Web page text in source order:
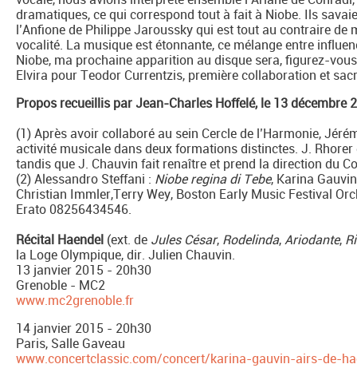
dramatiques, ce qui correspond tout à fait à Niobe. Ils
l’Anfione de Philippe Jaroussky qui est tout au contraire de
vocalité. La musique est étonnante, ce mélange entre
Niobe, ma prochaine apparition au disque sera, figurez-
Elvira pour Teodor Currentzis, première collaboration et
Propos recueillis par Jean-Charles Hoffelé, le 13 décembre
(1) Après avoir collaboré au sein Cercle de l’Harmonie,
activité musicale dans deux formations distinctes. J. Rhorer
tandis que J. Chauvin fait renaître et prend la direction du
(2) Alessandro Steffani : Niobe regina di Tebe, Karina
Christian Immler,Terry Wey, Boston Early Music Festival
Erato 08256434546.
Récital Haendel (ext. de Jules César, Rodelinda,Ariodante,
la Loge Olympique, dir. Julien Chauvin.
13 janvier 2015 - 20h30
Grenoble - MC2
www.mc2grenoble.fr
14 janvier 2015 - 20h30
Paris, Salle Gaveau
www.concertclassic.com/concert/karina-gauvin-airs-de-